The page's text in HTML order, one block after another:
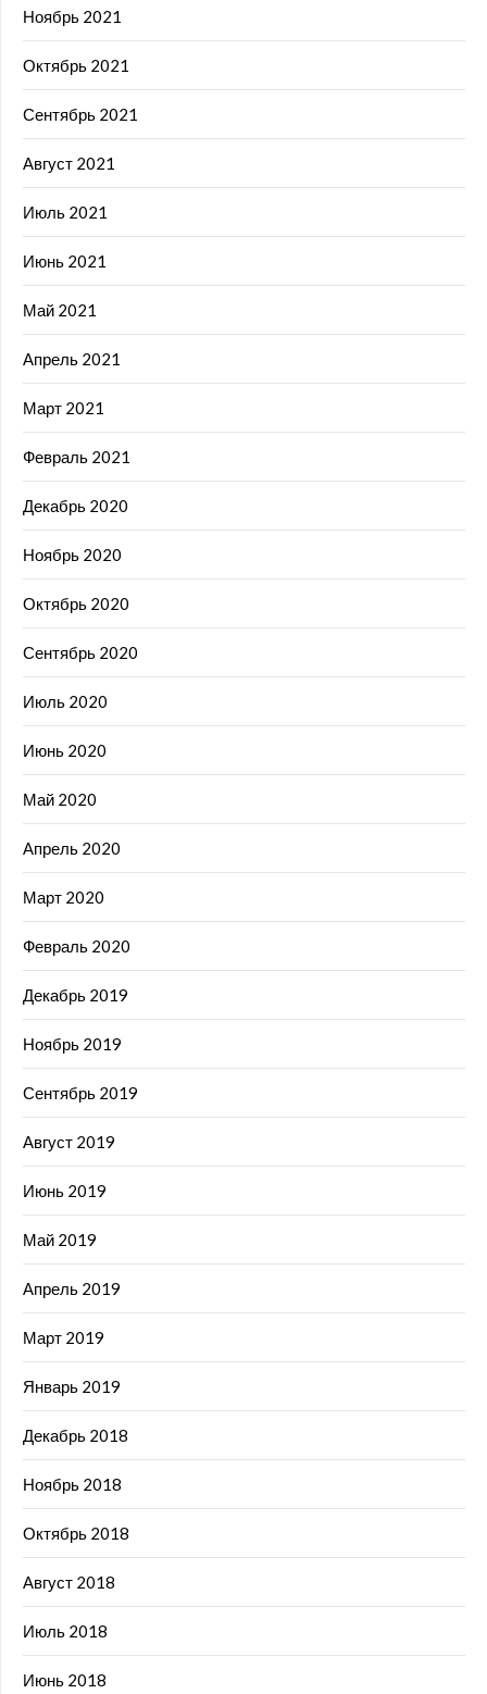
Ноябрь 2021
Октябрь 2021
Сентябрь 2021
Август 2021
Июль 2021
Июнь 2021
Май 2021
Апрель 2021
Март 2021
Февраль 2021
Декабрь 2020
Ноябрь 2020
Октябрь 2020
Сентябрь 2020
Июль 2020
Июнь 2020
Май 2020
Апрель 2020
Март 2020
Февраль 2020
Декабрь 2019
Ноябрь 2019
Сентябрь 2019
Август 2019
Июнь 2019
Май 2019
Апрель 2019
Март 2019
Январь 2019
Декабрь 2018
Ноябрь 2018
Октябрь 2018
Август 2018
Июль 2018
Июнь 2018